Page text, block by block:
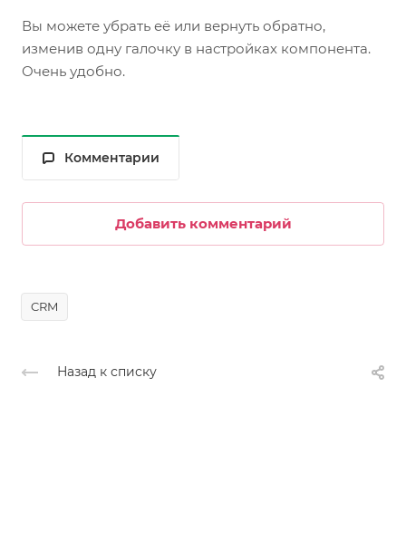
Вы можете убрать её или вернуть обратно,
изменив одну галочку в настройках компонента.
Очень удобно.
Комментарии
Добавить комментарий
CRM
Назад к списку